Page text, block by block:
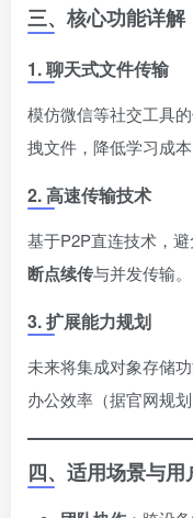
三、核心功能详解
1. 聊天式文件传输
模仿微信等社交工具
拽文件，降低学习成本
2. 高速传输技术
基于P2P直连技术，
断点续传与并发传输。
3. 扩展能力规划
未来将集成对象存储
办公效率（据官网规划
四、适用场景与用